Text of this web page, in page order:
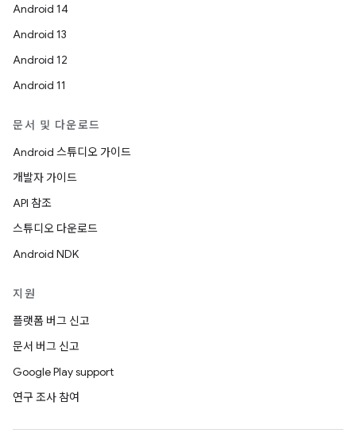
Android 14
Android 13
Android 12
Android 11
문서 및 다운로드
Android 스튜디오 가이드
개발자 가이드
API 참조
스튜디오 다운로드
Android NDK
지원
플랫폼 버그 신고
문서 버그 신고
Google Play support
연구 조사 참여